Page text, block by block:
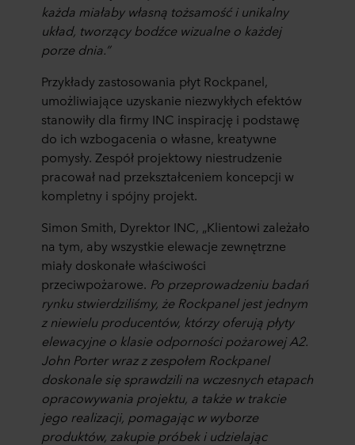
każda miałaby własną tożsamość i unikalny
układ, tworzący bodźce wizualne o każdej
porze dnia.”
Przykłady zastosowania płyt Rockpanel,
umożliwiające uzyskanie niezwykłych efektów
stanowiły dla firmy INC inspirację i podstawę
do ich wzbogacenia o własne, kreatywne
pomysły. Zespół projektowy niestrudzenie
pracował nad przekształceniem koncepcji w
kompletny i spójny projekt.
Simon Smith, Dyrektor INC, „Klientowi zależało
na tym, aby wszystkie elewacje zewnętrzne
miały doskonałe właściwości
przeciwpożarowe. Po przeprowadzeniu badań
rynku stwierdziliśmy, że Rockpanel jest jednym
z niewielu producentów, którzy oferują płyty
elewacyjne o klasie odporności pożarowej A2.
John Porter wraz z zespołem Rockpanel
doskonale się sprawdzili na wczesnych etapach
opracowywania projektu, a także w trakcie
jego realizacji, pomagając w wyborze
produktów, zakupie próbek i udzielając